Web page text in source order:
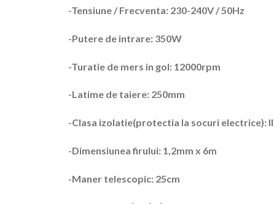
-Tensiune / Frecventa: 230-240V / 50Hz
-Putere de intrare: 350W
-Turatie de mers in gol: 12000rpm
-Latime de taiere: 250mm
-Clasa izolatie(protectia la socuri electrice): II
-Dimensiunea firului: 1,2mm x 6m
-Maner telescopic: 25cm